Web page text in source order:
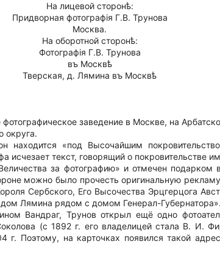
На лицевой сторонѣ:
Придворная фотографiя Г.В. Трунова
Москва.
На оборотной сторонѣ:
Фотографiя Г.В. Трунова
въ Москвѣ
Тверская, д. Лямина въ Москвѣ
заведение в Москве, на
округа.
«под Высочайшим
текст, говорящий о покровительстве
за фотографию» и отмечен подарком
можно было прочесть оригинальную
Сербского, Его Высочества Эрцгерцога
Лямина рядом с домом Генерал-Губернатора».
Вандраг, Трунов открыл ещё одно
(с 1892 г. его владелицей стала В. И.
Поэтому, на карточках появился такой